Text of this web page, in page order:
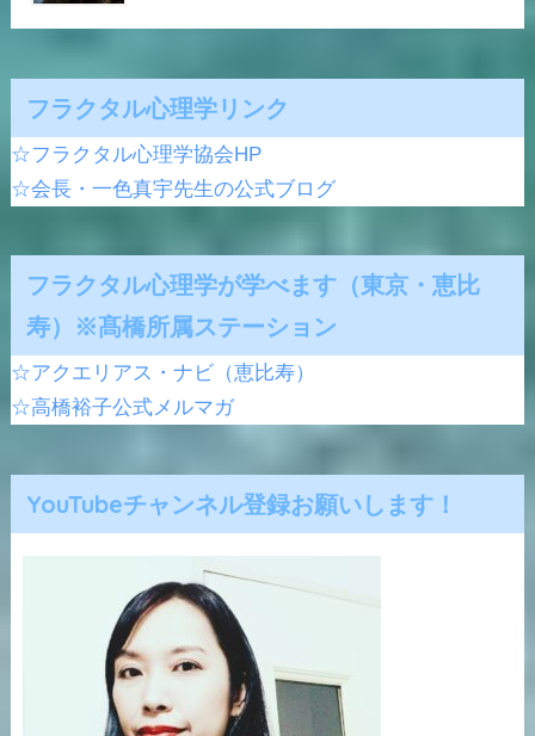
フラクタル心理学リンク
☆フラクタル心理学協会HP
☆会長・一色真宇先生の公式ブログ
フラクタル心理学が学べます（東京・恵比
寿）※髙橋所属ステーション
☆アクエリアス・ナビ（恵比寿）
☆高橋裕子公式メルマガ
YouTubeチャンネル登録お願いします！